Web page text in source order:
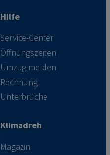
Hilfe
Service-Center
Öffnungszeiten
Umzug melden
Rechnung
Unterbrüche
Klimadreh
Magazin